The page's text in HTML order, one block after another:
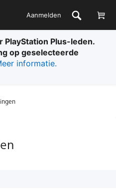
Aanmelden
PlayStation Plus-leden.
op geselecteerde
informatie.